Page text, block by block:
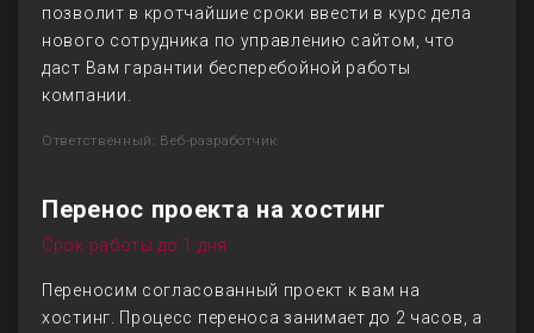
позволит в кротчайшие сроки ввести в курс дела
нового сотрудника по управлению сайтом, что
даст Вам гарантии бесперебойной работы
компании.
Ответственный: Веб-разработчик
Перенос проекта на хостинг
Срок работы до 1 дня
Переносим согласованный проект к вам на
хостинг. Процесс переноса занимает до 2 часов, а